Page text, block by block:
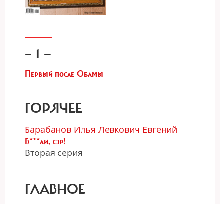
— 1 —
Первый после Обамы
ГОРЯЧЕЕ
Барабанов Илья Левкович Евгений
Б***ди, сэр!
Вторая серия
ГЛАВНОЕ